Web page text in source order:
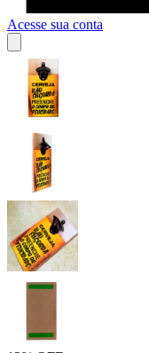
Acesse sua conta